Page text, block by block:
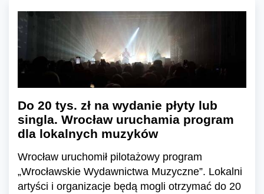
Do 20 tys. zł na wydanie płyty lub
singla. Wrocław uruchamia program
dla lokalnych muzyków
Wrocław uruchomił pilotażowy program
„Wrocławskie Wydawnictwa Muzyczne”. Lokalni
artyści i organizacje będą mogli otrzymać do 20